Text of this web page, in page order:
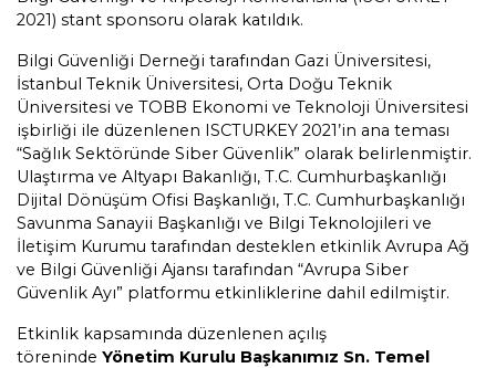
2021) stant sponsoru olarak katıldık.
Bilgi Güvenliği Derneği tarafından Gazi Üniversitesi,
İstanbul Teknik Üniversitesi, Orta Doğu Teknik
Üniversitesi ve TOBB Ekonomi ve Teknoloji Üniversitesi
işbirliği ile düzenlenen ISCTURKEY 2021’in ana teması
“Sağlık Sektöründe Siber Güvenlik” olarak belirlenmiştir.
Ulaştırma ve Altyapı Bakanlığı, T.C. Cumhurbaşkanlığı
Dijital Dönüşüm Ofisi Başkanlığı, T.C. Cumhurbaşkanlığı
Savunma Sanayii Başkanlığı ve Bilgi Teknolojileri ve
İletişim Kurumu tarafından desteklen etkinlik Avrupa Ağ
ve Bilgi Güvenliği Ajansı tarafından “Avrupa Siber
Güvenlik Ayı” platformu etkinliklerine dahil edilmiştir.
Etkinlik kapsamında düzenlenen açılış
töreninde Yönetim Kurulu Başkanımız Sn. Temel
Sistemi
AKGÜN Elektronik Belge Yönetim
Sistemi
AKGÜN İş Zekâsı
AKGÜN Doküman Yönetim Sistemi İçin
İş Zekâsı
AKGÜN Finans Yönetim Sistemi
Hizmetleri